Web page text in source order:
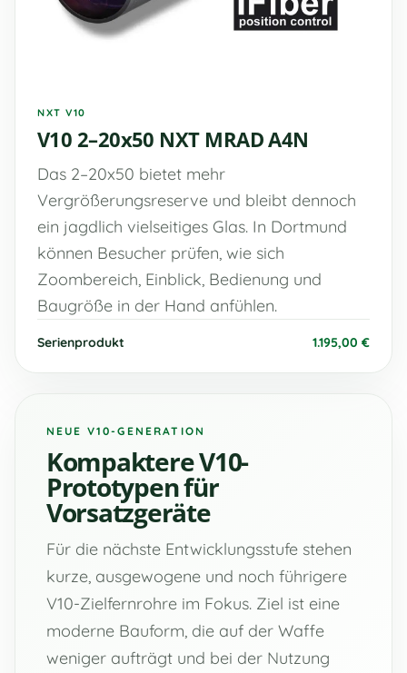
NXT V10
V10 2–20x50 NXT MRAD A4N
Das 2–20x50 bietet mehr
Vergrößerungsreserve und bleibt dennoch
ein jagdlich vielseitiges Glas. In Dortmund
können Besucher prüfen, wie sich
Zoombereich, Einblick, Bedienung und
Baugröße in der Hand anfühlen.
Serienprodukt 1.195,00 €
NEUE V10-GENERATION
Kompaktere V10-
Prototypen für
Vorsatzgeräte
Für die nächste Entwicklungsstufe stehen
kurze, ausgewogene und noch führigere
V10-Zielfernrohre im Fokus. Ziel ist eine
moderne Bauform, die auf der Waffe
weniger aufträgt und bei der Nutzung